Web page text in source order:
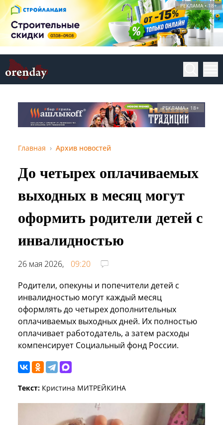
РЕКЛАМА • 18+
РЕКЛАМА • 18+
Главная Архив новостей
До четырех оплачиваемых
выходных в месяц могут
оформить родители детей с
инвалидностью
26 мая 2026,
09:20
Родители, опекуны и попечители детей с
инвалидностью могут каждый месяц
оформлять до четырех дополнительных
оплачиваемых выходных дней. Их полностью
оплачивает работодатель, а затем расходы
компенсирует Социальный фонд России.
Текст: Кристина МИТРЕЙКИНА